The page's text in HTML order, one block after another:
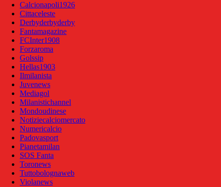
Calcionapoli1926
Cittaceleste
Derbyderbyderby
Fantamagazine
FCInter1908
Forzaroma
Golssip
Hellas1903
Ilmilanista
Juvenews
Mediagol
Milanistichannel
Mondoudinese
Notiziecalciomercato
Numericalcio
Padovasport
Pianetamilan
SOS Fanta
Toronews
Tuttobolognaweb
Violanews